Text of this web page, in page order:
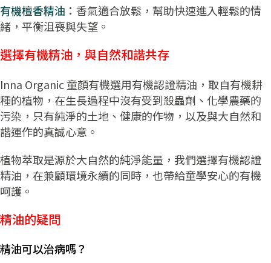
有機檀香精油 ： 香氣適合放鬆，幫助快速進入輕鬆的情
緒，平衡沮喪與失望。
選擇有機精油，與自然和諧共存
Inna Organic 童顏有機選用有機認證精油，取自有機耕
種的植物，在生長過程中沒有受到殺蟲劑、化學農藥的
污染，只有純淨的土地、健康的作物，以及與大自然和
諧運作的真誠心意。
植物萃取是源於大自然的純淨能量，我們選擇有機認證
精油，在兼顧環境永續的同時，也帶給童學安心的有機
呵護。
精油的疑問
精油可以治病嗎？